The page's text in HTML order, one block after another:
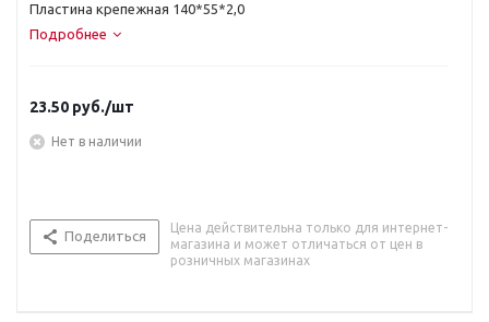
Пластина крепежная 140*55*2,0
Подробнее
23.50 руб./шт
Нет в наличии
Поделиться
Цена действительна только для интернет-
магазина и может отличаться от цен в
розничных магазинах